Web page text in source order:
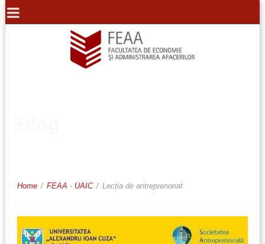
Home / FEAA - UAIC / Lecția de antreprenoriat